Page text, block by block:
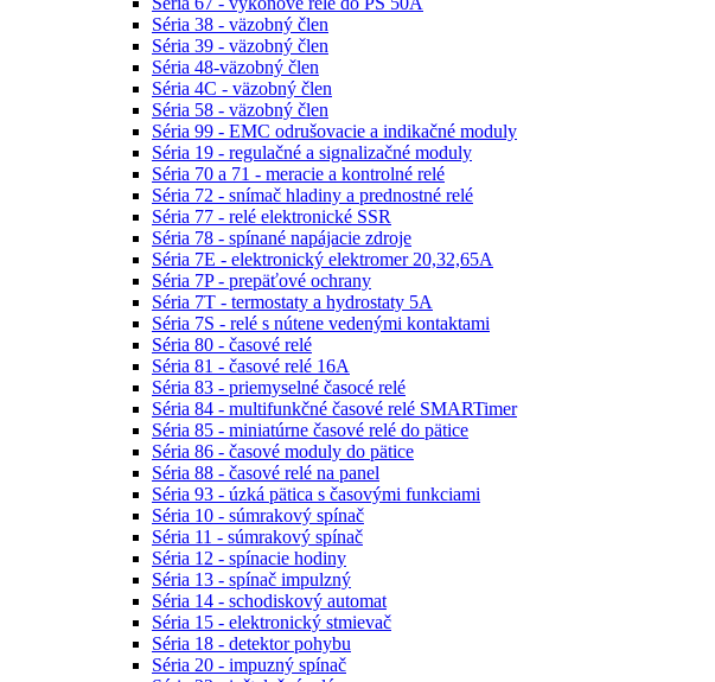
Séria 38 - väzobný člen
Séria 39 - väzobný člen
Séria 48-väzobný člen
Séria 4C - väzobný člen
Séria 58 - väzobný člen
Séria 99 - EMC odrušovacie a indikačné moduly
Séria 19 - regulačné a signalizačné moduly
Séria 70 a 71 - meracie a kontrolné relé
Séria 72 - snímač hladiny a prednostné relé
Séria 77 - relé elektronické SSR
Séria 78 - spínané napájacie zdroje
Séria 7E - elektronický elektromer 20,32,65A
Séria 7P - prepäťové ochrany
Séria 7T - termostaty a hydrostaty 5A
Séria 7S - relé s nútene vedenými kontaktami
Séria 80 - časové relé
Séria 81 - časové relé 16A
Séria 83 - priemyselné časocé relé
Séria 84 - multifunkčné časové relé SMARTimer
Séria 85 - miniatúrne časové relé do pätice
Séria 86 - časové moduly do pätice
Séria 88 - časové relé na panel
Séria 93 - úzká pätica s časovými funkciami
Séria 10 - súmrakový spínač
Séria 11 - súmrakový spínač
Séria 12 - spínacie hodiny
Séria 13 - spínač impulzný
Séria 14 - schodiskový automat
Séria 15 - elektronický stmievač
Séria 18 - detektor pohybu
Séria 20 - impuzný spínač